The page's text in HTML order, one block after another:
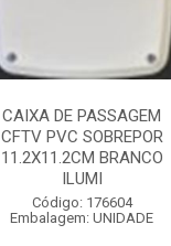
CAIXA DE PASSAGEM
CFTV PVC SOBREPOR
11.2X11.2CM BRANCO
ILUMI
Código: 176604
Embalagem: UNIDADE